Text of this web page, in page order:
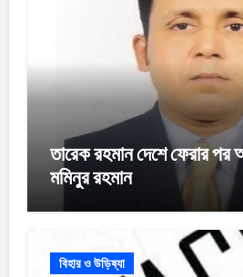
তারেক রহমান দেশে ফেরার পর
মমিনুর রহমান
বিহার ও উড়িষ্যা